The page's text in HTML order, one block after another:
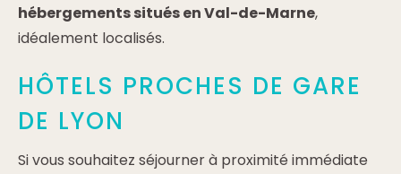
hébergements situés en Val-de-Marne,
idéalement localisés.
HÔTELS PROCHES DE GARE
DE LYON
Si vous souhaitez séjourner à proximité immédiate